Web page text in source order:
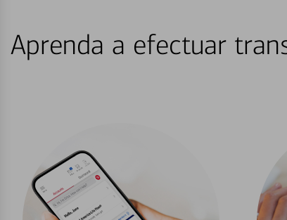
Aprenda a efectuar